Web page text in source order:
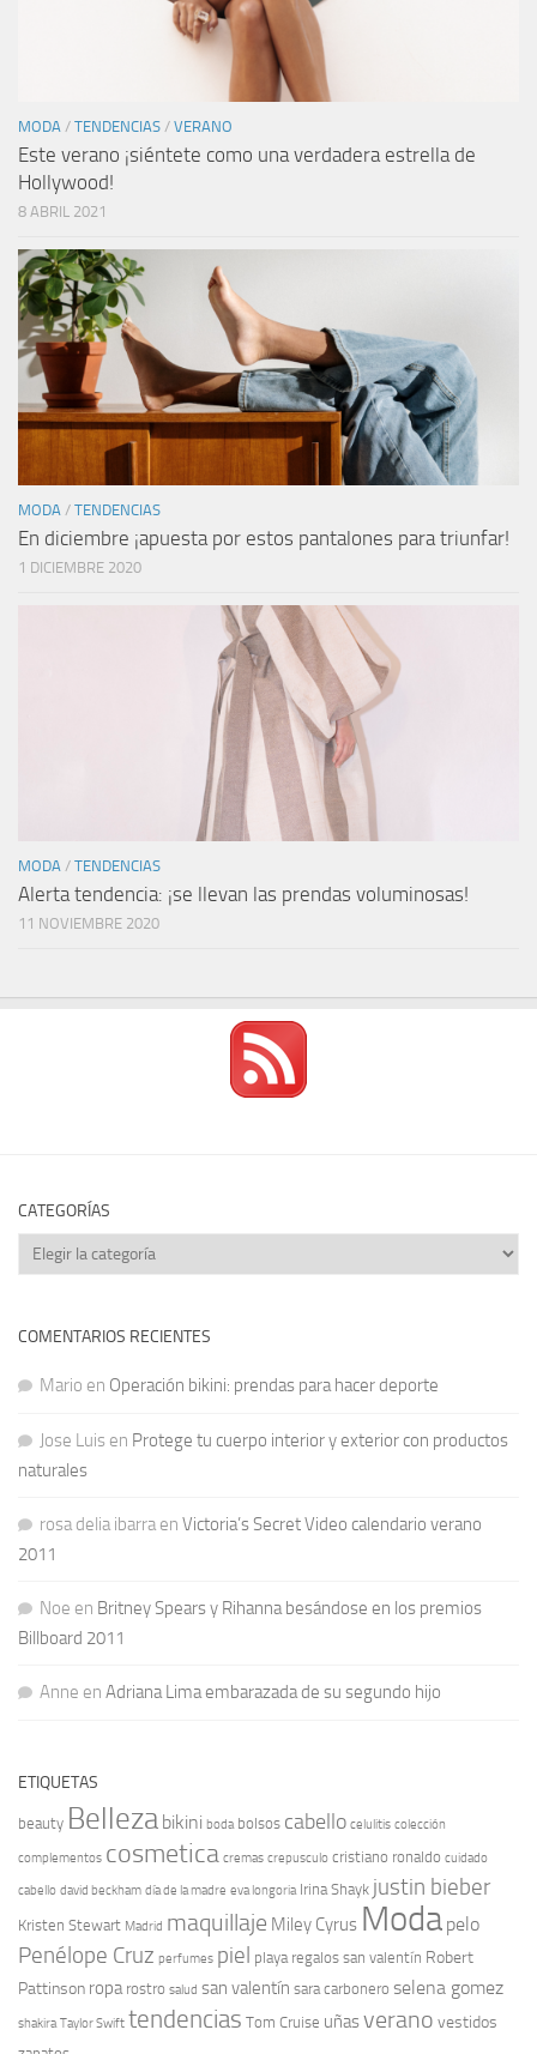
MODA / TENDENCIAS / VERANO
Este verano ¡siéntete como una verdadera estrella de
Hollywood!
8 ABRIL 2021
MODA / TENDENCIAS
En diciembre ¡apuesta por estos pantalones para triunfar!
1 DICIEMBRE 2020
MODA / TENDENCIAS
Alerta tendencia: ¡se llevan las prendas voluminosas!
11 NOVIEMBRE 2020
CATEGORÍAS
Categorías
COMENTARIOS RECIENTES
Mario en Operación bikini: prendas para hacer deporte
Jose Luis en Protege tu cuerpo interior y exterior con productos
naturales
rosa delia ibarraen Victoria’s Secret Video calendario verano
2011
Noe en Britney Spears y Rihanna besándose en los premios
Billboard 2011
Anne en Adriana Lima embarazada de su segundo hijo
ETIQUETAS
beauty Belleza bikini boda bolsos cabello celulitis colección
complementos cosmetica cremas crepusculo cristiano ronaldo cuidado
cabello david beckham día de la madre eva longoria Irina Shayk justin bieber
Kristen Stewart Madrid maquillaje Miley Cyrus Moda pelo
Penélope Cruz perfumes piel playa regalos san valentín Robert
Pattinson ropa rostro salud san valentín sara carbonero selena gomez
shakira Taylor Swift tendencias Tom Cruise uñasverano vestidos